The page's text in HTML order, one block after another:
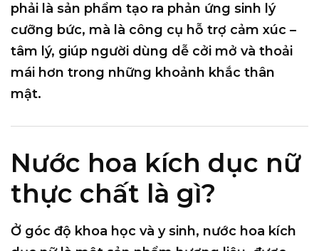
phải là sản phẩm tạo ra phản ứng sinh lý
cưỡng bức, mà là công cụ hỗ trợ cảm xúc –
tâm lý, giúp người dùng dễ cởi mở và thoải
mái hơn trong những khoảnh khắc thân
mật.
Nước hoa kích dục nữ
thực chất là gì?
Ở góc độ khoa học và y sinh, nước hoa kích